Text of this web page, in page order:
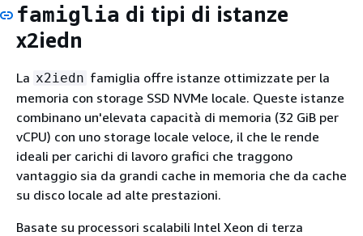
famiglia di tipi di istanze
x2iedn
La x2iedn famiglia offre istanze ottimizzate per la
memoria con storage SSD NVMe locale. Queste istanze
combinano un'elevata capacità di memoria (32 GiB per
vCPU) con uno storage locale veloce, il che le rende
ideali per carichi di lavoro grafici che traggono
vantaggio sia da grandi cache in memoria che da cache
su disco locale ad alte prestazioni.
Basate su processori scalabili Intel Xeon di terza